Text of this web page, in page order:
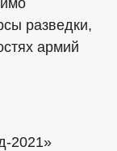
разведки,
армий
2021»